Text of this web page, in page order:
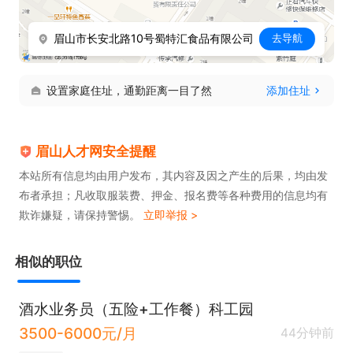
眉山市长安北路10号蜀特汇食品有限公司 去导航
设置家庭住址，通勤距离一目了然 添加住址
眉山人才网安全提醒
本站所有信息均由用户发布，其内容及因之产生的后果，均由发
布者承担；凡收取服装费、押金、报名费等各种费用的信息均有
欺诈嫌疑，请保持警惕。 立即举报 >
相似的职位
酒水业务员（五险+工作餐）科工园
3500-6000元/月
44分钟前